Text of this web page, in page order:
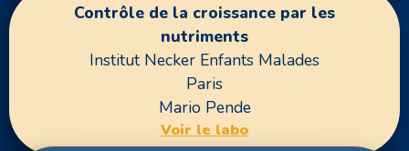
Contrôle de la croissance par les
nutriments
Institut Necker Enfants Malades
Paris
Mario Pende
Voir le labo